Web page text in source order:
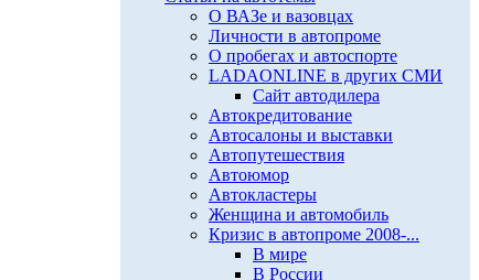
О ВАЗе и вазовцах
Личности в автопроме
О пробегах и автоспорте
LADAONLINE в других СМИ
Сайт автодилера
Автокредитование
Автосалоны и выставки
Автопутешествия
Автоюмор
Автокластеры
Женщина и автомобиль
Кризис в автопроме 2008-...
В мире
В России